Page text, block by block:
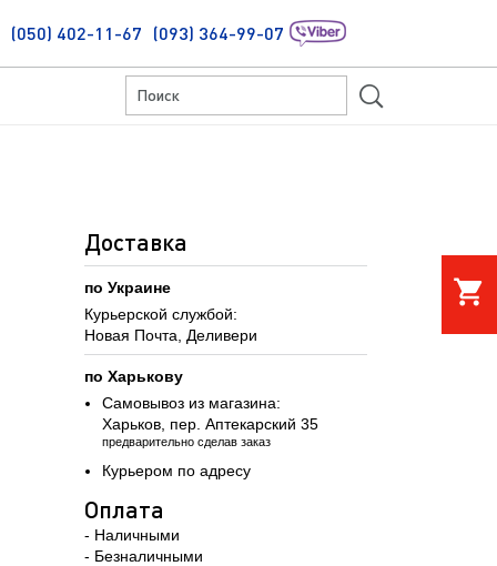
Доставка
по Украине
Курьерской службой:
Новая Почта, Деливери
по Харькову
Самовывоз из магазина:
Харьков, пер. Аптекарский 35
предварительно сделав заказ
Курьером по адресу
Оплата
- Наличными
- Безналичными
(050) 402-11-67 (093) 364-99-07
S
shopping_cart